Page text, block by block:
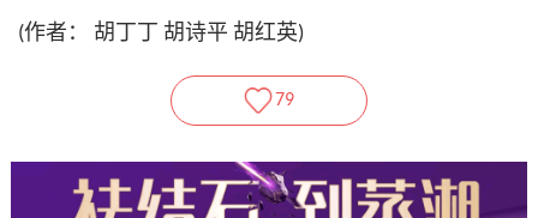
(作者： 胡丁丁 胡诗平 胡红英)
79